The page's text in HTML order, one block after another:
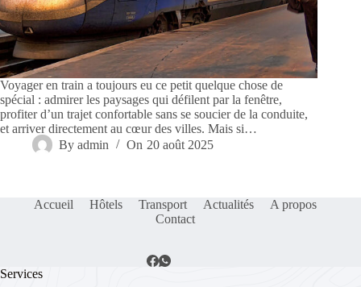
Voyager en train a toujours eu ce petit quelque chose de
spécial : admirer les paysages qui défilent par la fenêtre,
profiter d’un trajet confortable sans se soucier de la conduite,
et arriver directement au cœur des villes. Mais si…
By admin On 20 août 2025
Accueil Hôtels Transport Actualités
A propos
Contact
Services